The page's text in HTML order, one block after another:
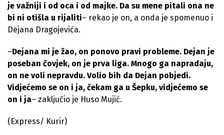
je važniji i od oca i od majke. Da su mene pitali ona ne
bi ni otišla u rijaliti– rekao je on, a onda je spomenuo i
Dejana Dragojevića.
–Dejana mi je žao, on ponovo pravi probleme. Dejan je
poseban čovjek, on je prva liga. Mnogo ga napradaju,
on ne voli nepravdu. Volio bih da Dejan pobjedi.
Vidjećemo se on i ja, čekam ga u Šepku, vidjećemo se
on i ja– zaključio je Huso Mujić.
(Express/ Kurir)